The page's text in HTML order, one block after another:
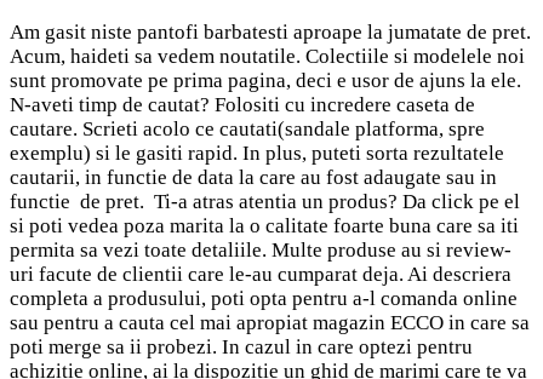
Am gasit niste pantofi barbatesti aproape la jumatate de pret.
Acum, haideti sa vedem noutatile. Colectiile si modelele noi
sunt promovate pe prima pagina, deci e usor de ajuns la ele.
N-aveti timp de cautat? Folositi cu incredere caseta de
cautare. Scrieti acolo ce cautati(sandale platforma, spre
exemplu) si le gasiti rapid. In plus, puteti sorta rezultatele
cautarii, in functie de data la care au fost adaugate sau in
functie de pret. Ti-a atras atentia un produs? Da click pe el
si poti vedea poza marita la o calitate foarte buna care sa iti
permita sa vezi toate detaliile. Multe produse au si review-
uri facute de clientii care le-au cumparat deja. Ai descriera
completa a produsului, poti opta pentru a-l comanda online
sau pentru a cauta cel mai apropiat magazin ECCO in care sa
poti merge sa ii probezi. In cazul in care optezi pentru
achizitie online, ai la dispozitie un ghid de marimi care te va